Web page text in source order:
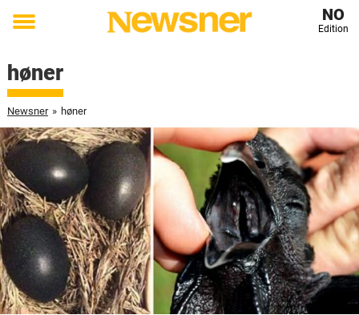
Toggle
NO
Edition
høner
Newsner » høner